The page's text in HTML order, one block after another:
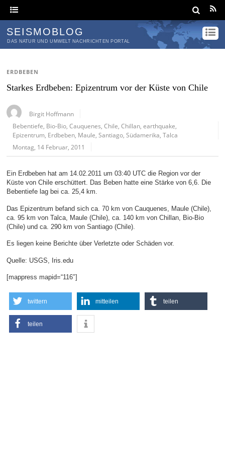
SEISMOBLOG
DAS NATUR UND UMWELT NACHRICHTEN PORTAL
ERDBEBEN
Starkes Erdbeben: Epizentrum vor der Küste von Chile
Birgit Hoffmann
Bebentiefe Bio-Bio ,Cauquenes ,Chile ,Chillan ,earthquake
Epizentrum Erdbeben Maule ,Santiago ,Südamerika ,Talca
Montag, 14 Februar, 2011
Ein Erdbeben hat am 14.02.2011 um 03:40 UTC die Region vor der
Küste von Chile erschüttert. Das Beben hatte eine Stärke von 6,6. Die
Bebentiefe lag bei ca. 25,4 km.
Das Epizentrum befand sich ca. 70 km von Cauquenes, Maule (Chile),
ca. 95 km von Talca, Maule (Chile), ca. 140 km von Chillan, Bio-Bio
(Chile) und ca. 290 km von Santiago (Chile).
Es liegen keine Berichte über Verletzte oder Schäden vor.
Quelle: USGS, Iris.edu
[mappress mapid=“116″]
twittern mitteilen teilen
teilen